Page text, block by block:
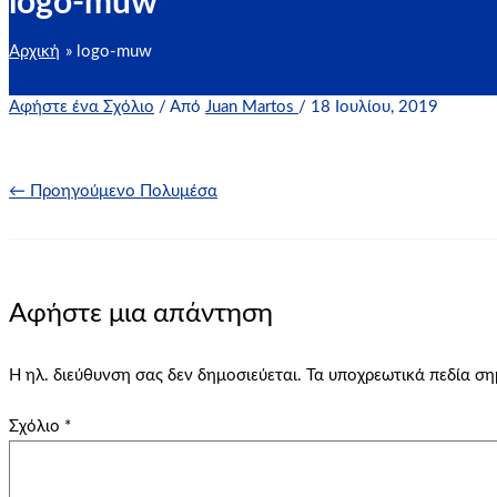
Αρχική logo-muw
Αφήστε ένα Σχόλιο / Από Juan Martos / 18 Ιουλίου, 2019
← Προηγούμενο Πολυμέσα
Αφήστε μια απάντηση
Η ηλ. διεύθυνση σας δεν δημοσιεύεται. Τα υποχρεωτικά πεδία
Σχόλιο *